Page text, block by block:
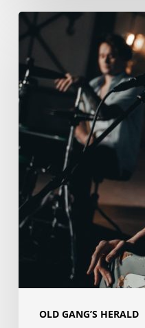
OLD GANG’S HERALD
Old
Gang,
Tom